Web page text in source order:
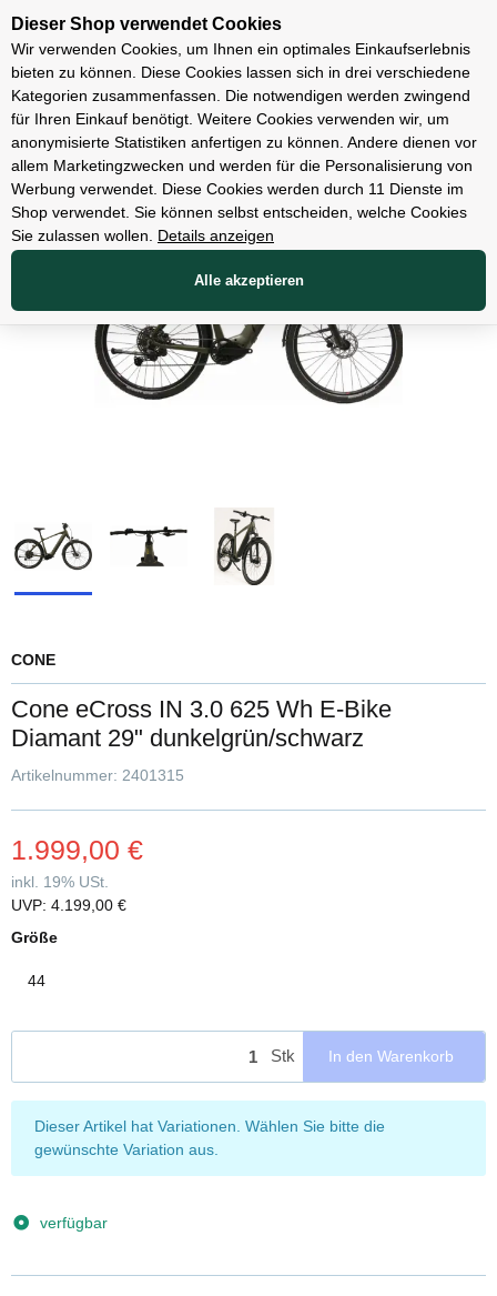
Unsere Filialen
E-Bikes
CONE
Cone eCross IN 3.0 625 Wh E-Bike
Diamant 29" dunkelgrün/schwarz
Artikelnummer: 2401315
1.999,00 €
inkl. 19% USt.
UVP: 4.199,00 €
Größe
44
Stk In den Warenkorb
x
Dieser Artikel hat Variationen. Wählen Sie bitte die
gewünschte Variation aus.
verfügbar
Dieser Shop verwendet Cookies
Wir verwenden Cookies, um Ihnen ein optimales Einkaufserlebnis
bieten zu können. Diese Cookies lassen sich in drei verschiedene
Kategorien zusammenfassen. Die notwendigen werden zwingend
für Ihren Einkauf benötigt. Weitere Cookies verwenden wir, um
anonymisierte Statistiken anfertigen zu können. Andere dienen vor
allem Marketingzwecken und werden für die Personalisierung von
Werbung verwendet. Diese Cookies werden durch 11 Dienste im
Shop verwendet. Sie können selbst entscheiden, welche Cookies
Sie zulassen wollen.
Details anzeigen
Alle akzeptieren